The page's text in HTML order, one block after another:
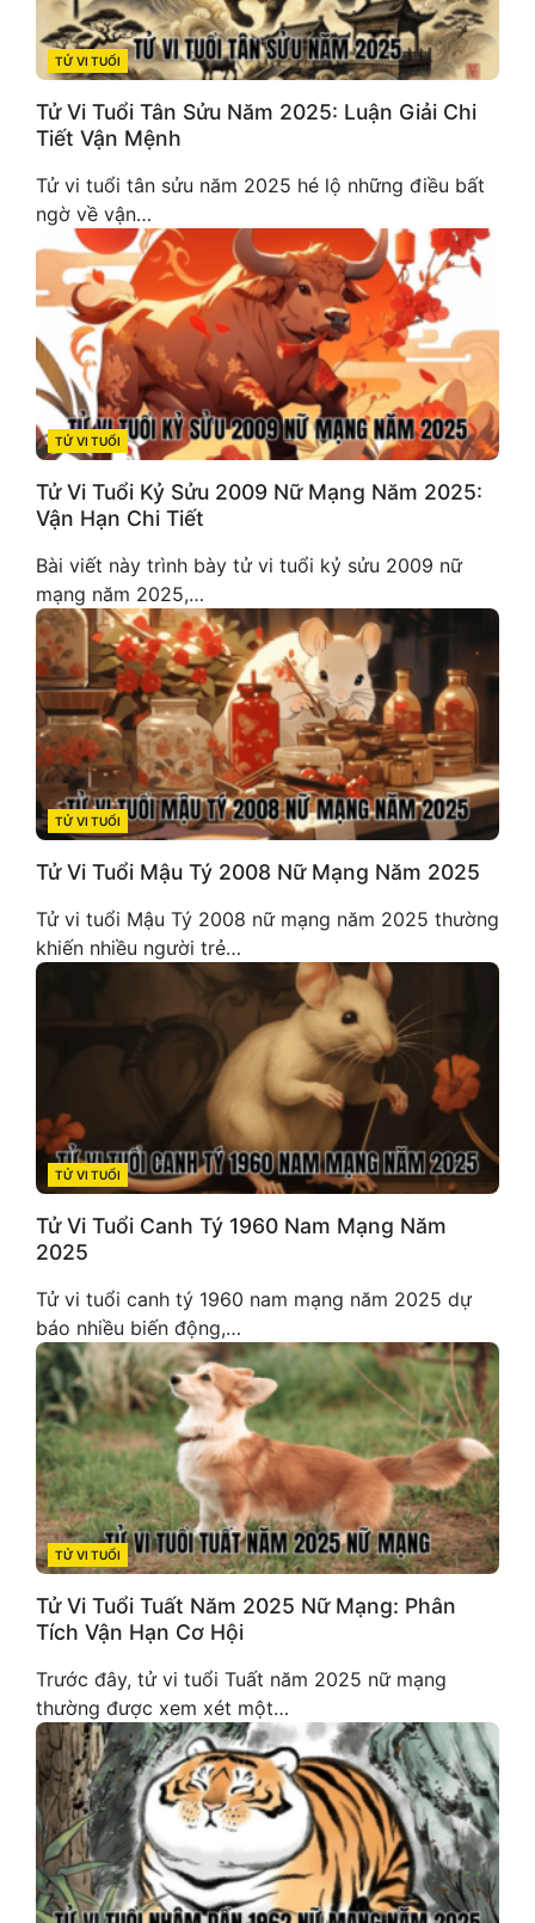
CATEGORIES
TỬ VI TUỔI
Tử Vi Tuổi Tân Sửu Năm 2025: Luận Giải Chi
Tiết Vận Mệnh
Tử vi tuổi tân sửu năm 2025 hé lộ những điều bất
ngờ về vận…
CATEGORIES
TỬ VI TUỔI
Tử Vi Tuổi Kỷ Sửu 2009 Nữ Mạng Năm 2025:
Vận Hạn Chi Tiết
Bài viết này trình bày tử vi tuổi kỷ sửu 2009 nữ
mạng năm 2025,…
CATEGORIES
TỬ VI TUỔI
Tử Vi Tuổi Mậu Tý 2008 Nữ Mạng Năm 2025
Tử vi tuổi Mậu Tý 2008 nữ mạng năm 2025 thường
khiến nhiều người trẻ…
CATEGORIES
TỬ VI TUỔI
Tử Vi Tuổi Canh Tý 1960 Nam Mạng Năm
2025
Tử vi tuổi canh tý 1960 nam mạng năm 2025 dự
báo nhiều biến động,…
CATEGORIES
TỬ VI TUỔI
Tử Vi Tuổi Tuất Năm 2025 Nữ Mạng: Phân
Tích Vận Hạn Cơ Hội
Trước đây, tử vi tuổi Tuất năm 2025 nữ mạng
thường được xem xét một…